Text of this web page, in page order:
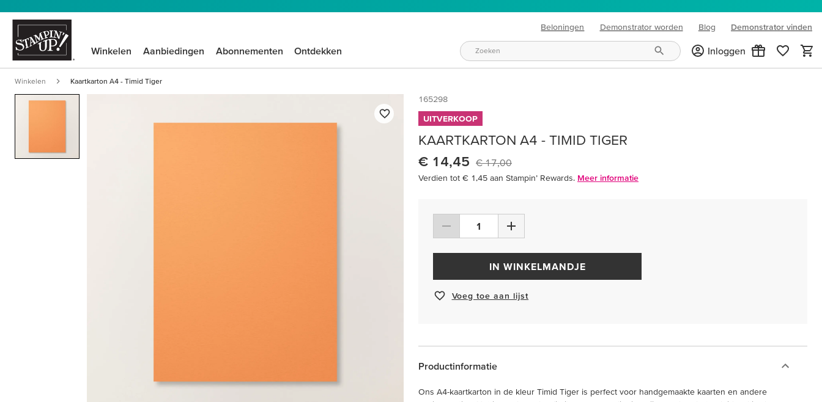
Beloningen Demonstrator worden Blog
(opens in new tab)
Demonstrator vinden
Winkelen Aanbiedingen Abonnementen Ontdekken Inloggen
Winkelen Kaartkarton A4 - Timid Tiger
165298
UITVERKOOP
KAARTKARTON A4 - TIMID TIGER
€ 14,45
€ 17,00
Verdien tot € 1,45 aan Stampin’ Rewards. Meer informatie
IN WINKELMANDJE
Voeg toe aan lijst
Productinformatie
Ons A4-kaartkarton in de kleur Timid Tiger is perfect voor handgemaakte kaarten en andere